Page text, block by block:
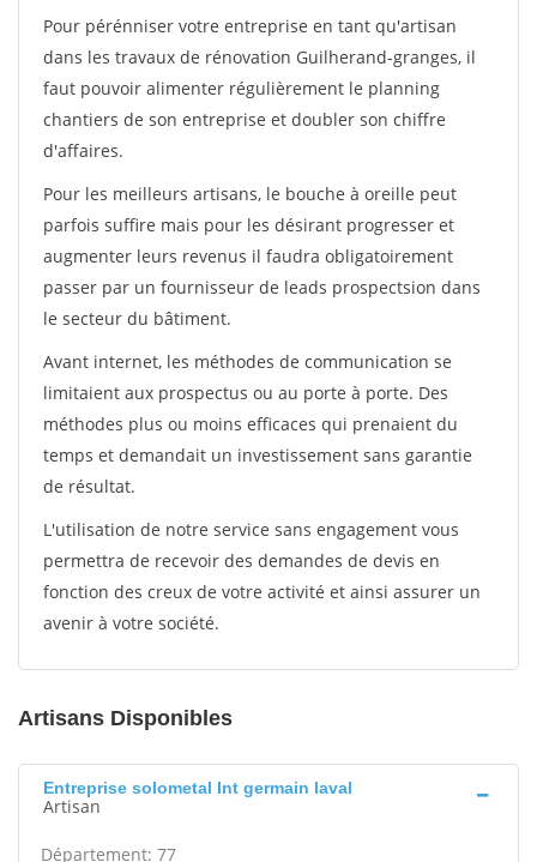
Pour pérénniser votre entreprise en tant qu'artisan
dans les travaux de rénovation Guilherand-granges, il
faut pouvoir alimenter régulièrement le planning
chantiers de son entreprise et doubler son chiffre
d'affaires.
Pour les meilleurs artisans, le bouche à oreille peut
parfois suffire mais pour les désirant progresser et
augmenter leurs revenus il faudra obligatoirement
passer par un fournisseur de leads prospectsion dans
le secteur du bâtiment.
Avant internet, les méthodes de communication se
limitaient aux prospectus ou au porte à porte. Des
méthodes plus ou moins efficaces qui prenaient du
temps et demandait un investissement sans garantie
de résultat.
L'utilisation de notre service sans engagement vous
permettra de recevoir des demandes de devis en
fonction des creux de votre activité et ainsi assurer un
avenir à votre société.
Artisans Disponibles
Entreprise solometal Int germain laval
Artisan
Département: 77